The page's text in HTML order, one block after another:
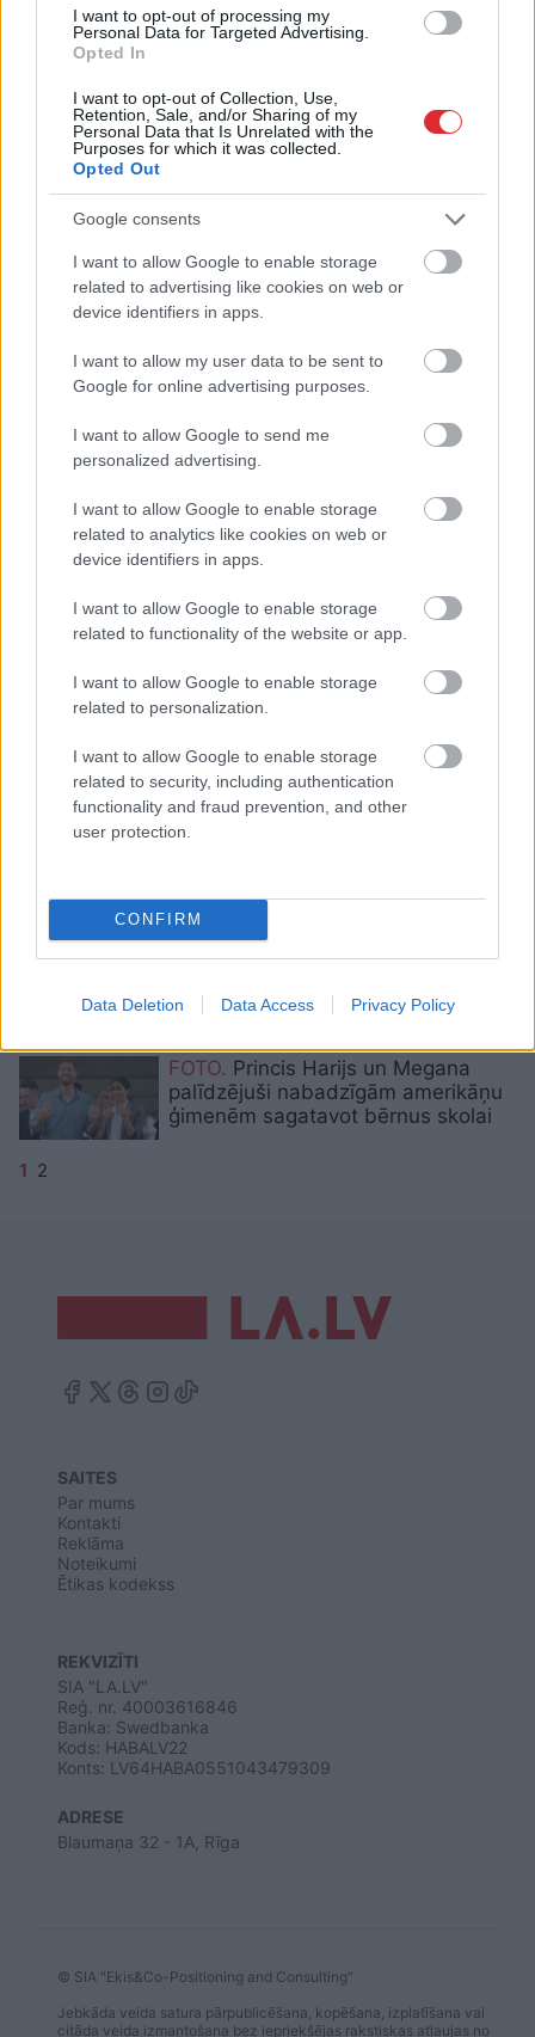
I want to opt-out of processing my
Personal Data for Targeted Advertising.
Opted In
I want to opt-out of Collection, Use,
Retention, Sale, and/or Sharing of my
Personal Data that Is Unrelated with the
Purposes for which it was collected.
Opted Out
Google consents
I want to allow Google to enable storage
related to advertising like cookies on web or
device identifiers in apps.
I want to allow my user data to be sent to
Google for online advertising purposes.
I want to allow Google to send me
personalized advertising.
I want to allow Google to enable storage
related to analytics like cookies on web or
device identifiers in apps.
I want to allow Google to enable storage
related to functionality of the website or app.
I want to allow Google to enable storage
related to personalization.
I want to allow Google to enable storage
related to security, including authentication
functionality and fraud prevention, and other
user protection.
CONFIRM
Data Deletion Data Access Privacy Policy
mājās bērniem veikt antigēna un
siekalu Covid-19 testus
Kastavam skolas bērnam
brokastīs?
Siekalu testu veikšanai uz
skolu atgādā veneroloģisko slimību
konteinerus: ar kādiem
izaicinājumiem sastopas pedagogi
pie skolniekiem atrod narkotikas
“Ceram, ka mācības visu gadu
notiks klātienē!” Ulrikai un Emīlam
pirmā skolas diena
nav un mēs nezinām, kā
sagatavoties…”: kāds šogad skolās
FOTO. Valdības lēmums, ka
skolniekiem turpmāk būs jāvalkā
maskas, nopietni sadusmo Andri
5 praktiski ieteikumi: kā palīdzēt
FOTO. Princis Harijs un Megana
palīdzējuši nabadzīgām amerikāņu
ģimenēm sagatavot bērnus skolai
1 2
SAITES
Par mums
Kontakti
Reklāma
Noteikumi
Ētikas kodekss
REKVIZĪTI
SIA "LA.LV"
Reģ. nr. 40003616846
Banka: Swedbanka
Kods: HABALV22
Konts: LV64HABA0551043479309
ADRESE
Blaumaņa 32 - 1A, Rīga
© SIA "Ekis&Co-Positioning and Consulting"
Jebkāda veida satura pārpublicēšana, kopēšana, izplatīšana vai
citāda veida izmantošana bez iepriekšējas rakstiskas atļaujas no
Atcelt Ziņot